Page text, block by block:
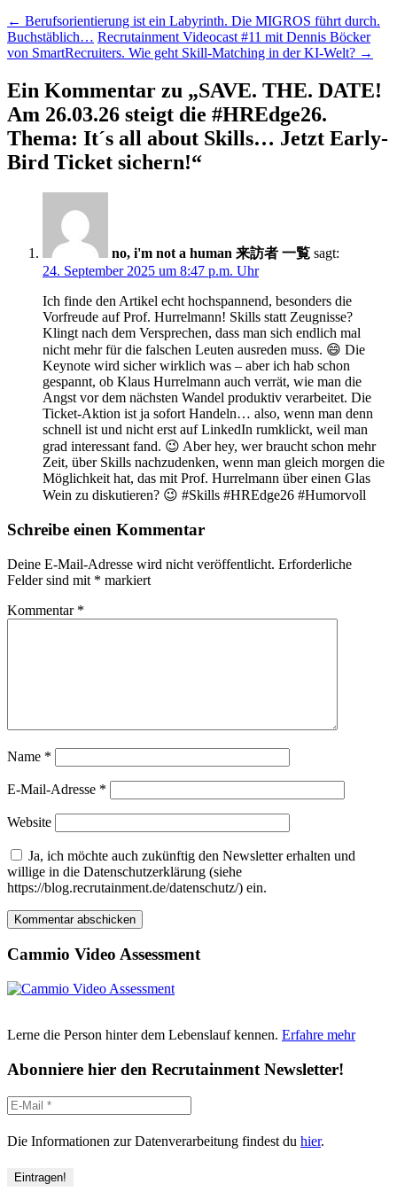
Beitragsnavigation
← Berufsorientierung ist ein Labyrinth. Die MIGROS führt durch.
Buchstäblich… Recrutainment Videocast #11 mit Dennis Böcker
von SmartRecruiters. Wie geht Skill-Matching in der KI-Welt? →
Ein Kommentar zu „SAVE. THE. DATE!
Am 26.03.26 steigt die #HREdge26.
Thema: It´s all about Skills… Jetzt Early-
Bird Ticket sichern!“
no, i'm not a human 来訪者 一覧 sagt:
24. September 2025 um 8:47 p.m. Uhr
Ich finde den Artikel echt hochspannend, besonders die
Vorfreude auf Prof. Hurrelmann! Skills statt Zeugnisse?
Klingt nach dem Versprechen, dass man sich endlich mal
nicht mehr für die falschen Leuten ausreden muss. 😄 Die
Keynote wird sicher wirklich was – aber ich hab schon
gespannt, ob Klaus Hurrelmann auch verrät, wie man die
Angst vor dem nächsten Wandel produktiv verarbeitet. Die
Ticket-Aktion ist ja sofort Handeln… also, wenn man denn
schnell ist und nicht erst auf LinkedIn rumklickt, weil man
grad interessant fand. 😉 Aber hey, wer braucht schon mehr
Zeit, über Skills nachzudenken, wenn man gleich morgen die
Möglichkeit hat, das mit Prof. Hurrelmann über einen Glas
Wein zu diskutieren? 😉 #Skills #HREdge26 #Humorvoll
Schreibe einen Kommentar
Deine E-Mail-Adresse wird nicht veröffentlicht. Erforderliche
Felder sind mit * markiert
Kommentar *
Name *
E-Mail-Adresse *
Website
Ja, ich möchte auch zukünftig den Newsletter erhalten und
willige in die Datenschutzerklärung (siehe
https://blog.recrutainment.de/datenschutz/) ein.
Cammio Video Assessment
Lerne die Person hinter dem Lebenslauf kennen. Erfahre mehr
Abonniere hier den Recrutainment Newsletter!
Die Informationen zur Datenverarbeitung findest du hier.